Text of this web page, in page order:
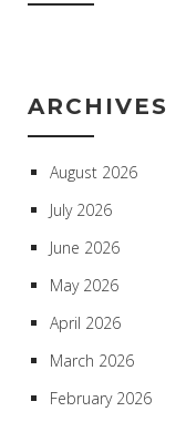
ARCHIVES
August 2026
July 2026
June 2026
May 2026
April 2026
March 2026
February 2026